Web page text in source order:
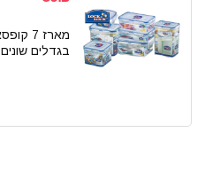
בגדלים שונים